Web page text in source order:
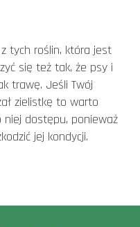
tych roślin, która jest
się też tak, że psy i
trawę. Jeśli Twój
zielistkę to warto
niej dostępu, ponieważ
jej kondycji.